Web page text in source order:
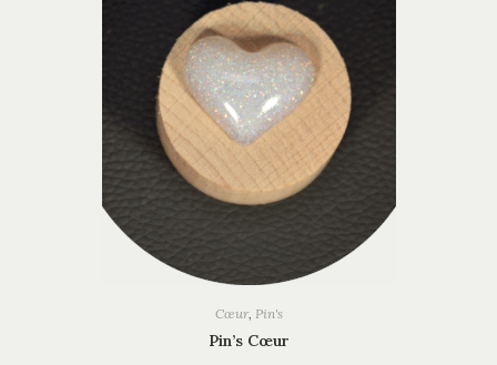
Cœur, Pin's
Pin’s Cœur